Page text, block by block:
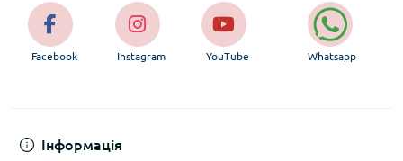
Інформація
Facebook Instagram YouTube Whatsapp